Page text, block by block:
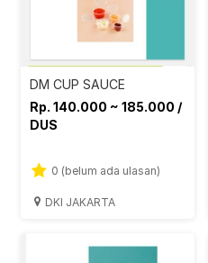
DM CUP SAUCE
Rp. 140.000 ~ 185.000 /
DUS
0 (belum ada ulasan)
DKI JAKARTA